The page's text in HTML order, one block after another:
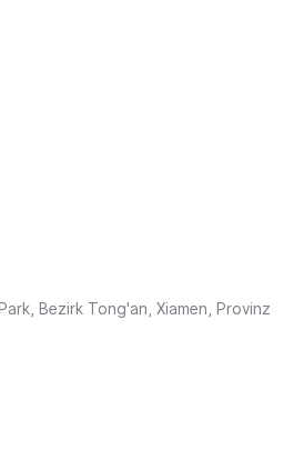
Bezirk Tong'an, Xiamen, Provinz